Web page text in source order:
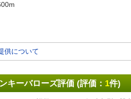
供について
キーバローズ評価 (評価： 1件)